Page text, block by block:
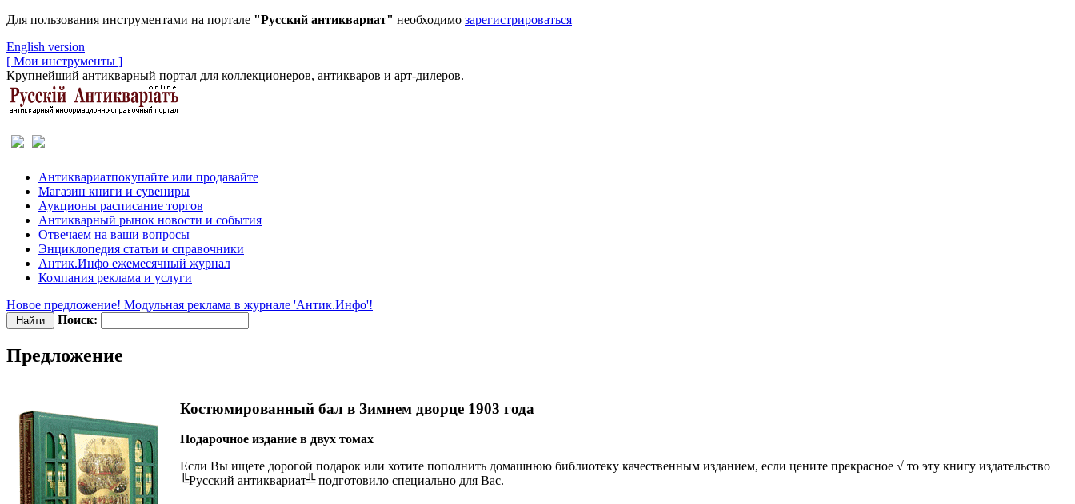
Для пользования инструментами на портале "Русский антиквариат" необходимо зарегистрироваться
English version
[ Мои инструменты ]
Крупнейший антикварный портал для коллекционеров, антикваров и арт-дилеров.
Антиквариатпокупайте или продавайте
Магазин книги и сувениры
Аукционы расписание торгов
Антикварный рынок новости и события
Отвечаем на ваши вопросы
Энциклопедия статьи и справочники
Антик.Инфо ежемесячный журнал
Компания реклама и услуги
Новое предложение! Модульная реклама в журнале 'Антик.Инфо'!
Поиск:
Предложение
Костюмированный бал в Зимнем дворце 1903 года
Подарочное издание в двух томах
Если Вы ищете дорогой подарок или хотите пополнить домашнюю библиотеку качественным изданием, если цените прекрасное √ то эту книгу издательство
╚Русский антиквариат╩ подготовило специально для Вас.